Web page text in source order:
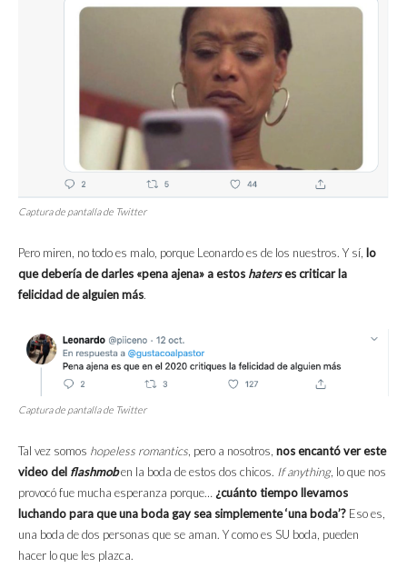
Captura de pantalla de Twitter
Pero miren, no todo es malo, porque Leonardo es de los nuestros. Y sí, lo
que debería de darles «pena ajena» a estos haterses criticar la
felicidad de alguien más.
Captura de pantalla de Twitter
Tal vez somos hopeless romantics , pero a nosotros, nos encantó ver este
video del flashmoben la boda de estos dos chicos. If anything, lo que nos
provocó fue mucha esperanza porque… ¿cuánto tiempo llevamos
luchando para que una boda gay sea simplemente ‘una boda’? Eso es,
una boda de dos personas que se aman. Y como es SU boda, pueden
hacer lo que les plazca.